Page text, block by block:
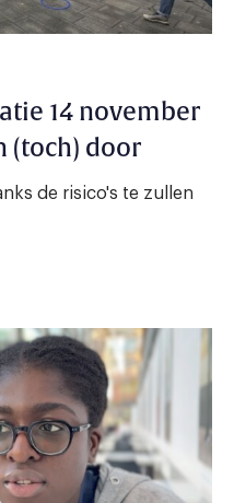
14 november
(toch) door
de risico's te zullen